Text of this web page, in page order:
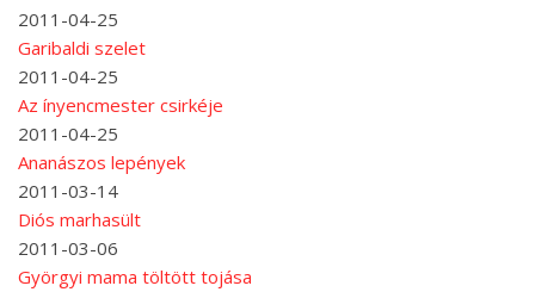
2011-04-25
Garibaldi szelet
2011-04-25
Az ínyencmester csirkéje
2011-04-25
Ananászos lepények
2011-03-14
Diós marhasült
2011-03-06
Györgyi mama töltött tojása